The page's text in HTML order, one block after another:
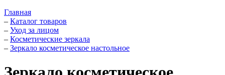
Главная
– Каталог товаров
– Уход за лицом
– Косметические зеркала
– Зеркало косметическое настольное